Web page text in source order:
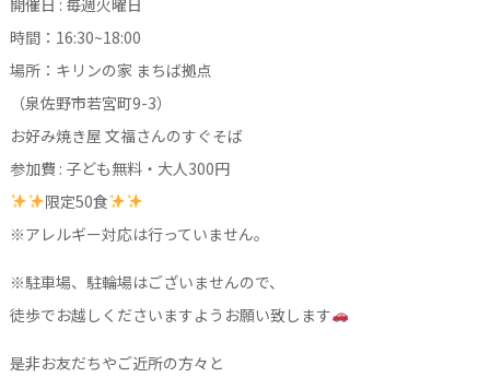
時間：16:30~18:00
場所：キリンの家 まちば拠点
（泉佐野市若宮町9-3）
お好み焼き屋 文福さんのすぐそば
参加費 : 子ども無料・大人300円
限定50食
※アレルギー対応は行っていません。
※駐車場、駐輪場はございませんので、
徒歩でお越しくださいますようお願い致します
是非お友だちやご近所の方々と